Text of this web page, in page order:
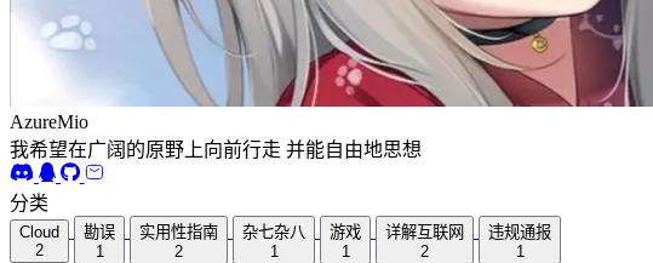
AzureMio
我希望在广阔的原野上向前行走 并能自由地思想
分类
Cloud
2
勘误
1
实用性指南
2
杂七杂八
1
游戏
1
详解互联网
2
违规通报
1